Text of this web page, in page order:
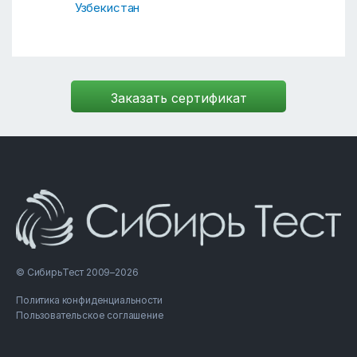
Узбекистан
© СибирьТест 2009–2026
Политика конфиденциальности
Пользовательское соглашение